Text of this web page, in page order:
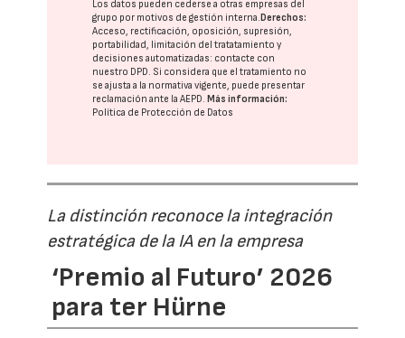
Los datos pueden cederse a otras empresas del
grupo por motivos de gestión interna. Derechos:
Acceso, rectificación, oposición, supresión,
portabilidad, limitación del tratatamiento y
decisiones automatizadas: contacte con
nuestro DPD. Si considera que el tratamiento no
se ajusta a la normativa vigente, puede presentar
reclamación ante laAEPD. Más información:
Política de Protección de Datos
La distinción reconoce la integración
estratégica de la IA en la empresa
‘Premio al Futuro’ 2026
para ter Hürne